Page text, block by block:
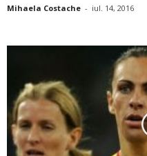
Mihaela Costache - iul. 14, 2016